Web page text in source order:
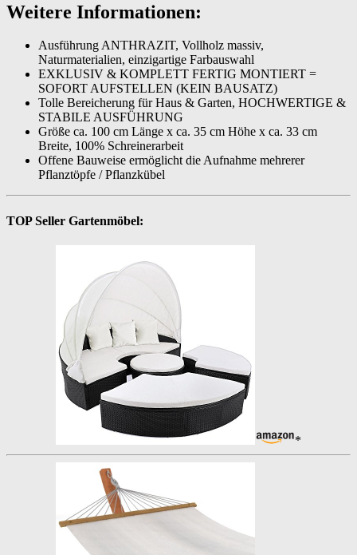
Weitere Informationen:
Ausführung ANTHRAZIT, Vollholz massiv,
Naturmaterialien, einzigartige Farbauswahl
EXKLUSIV & KOMPLETT FERTIG MONTIERT =
SOFORT AUFSTELLEN (KEIN BAUSATZ)
Tolle Bereicherung für Haus & Garten, HOCHWERTIGE &
STABILE AUSFÜHRUNG
Größe ca. 100 cm Länge x ca. 35 cm Höhe x ca. 33 cm
Breite, 100% Schreinerarbeit
Offene Bauweise ermöglicht die Aufnahme mehrerer
Pflanztöpfe / Pflanzkübel
TOP Seller Gartenmöbel:
*